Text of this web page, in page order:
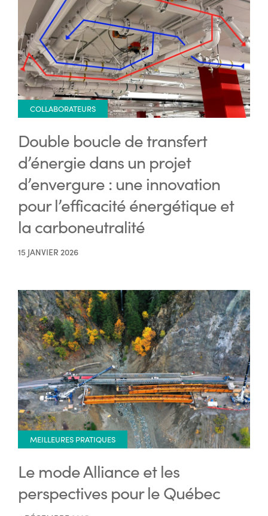
COLLABORATEURS
Double boucle de transfert
d’énergie dans un projet
d’envergure : une innovation
pour l’efficacité énergétique et
la carboneutralité
15 JANVIER 2026
MEILLEURES PRATIQUES
Le mode Alliance et les
perspectives pour le Québec